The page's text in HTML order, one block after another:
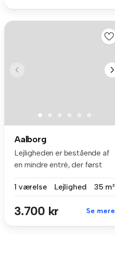
Aalborg
Lejligheden er bestående af
en mindre entré, der først
1 værelse
Lejlighed 35 m²
3.700 kr Se mere